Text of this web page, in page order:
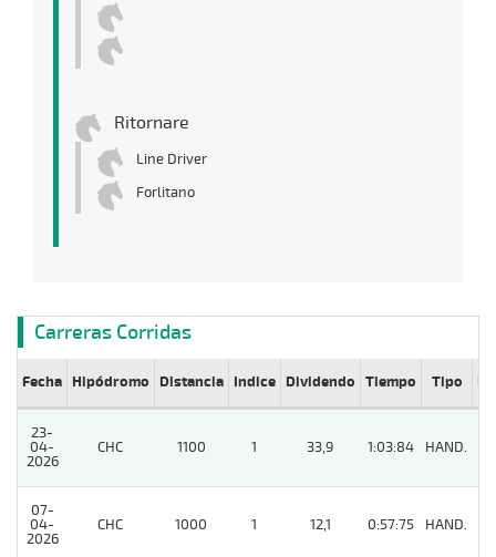
Ritornare
Line Driver
Forlitano
Carreras Corridas
Fecha Hipódromo Distancia Indice Dividendo Tiempo Tipo Lº
23-
04-
2026
CHC 1100 1 33,9 1:03:84 HAND.
07-
04-
2026
CHC 1000 1 12,1 0:57:75 HAND.